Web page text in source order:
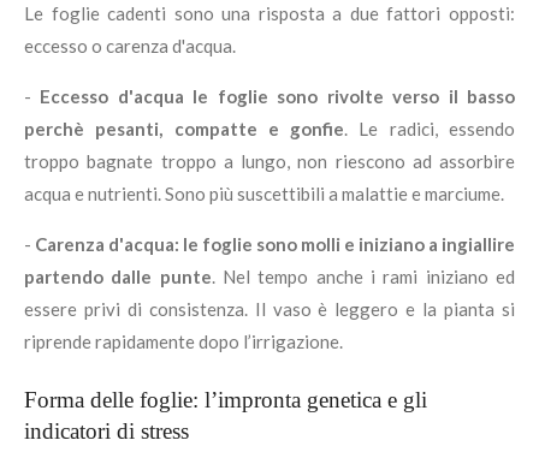
Le foglie cadenti sono una risposta a due fattori opposti:
eccesso o carenza d'acqua.
- Eccesso d'acqua le foglie sono rivolte verso il basso
perchè pesanti, compatte e gonfie. Le radici, essendo
troppo bagnate troppo a lungo, non riescono ad assorbire
acqua e nutrienti. Sono più suscettibili a malattie e marciume.
- Carenza d'acqua: le foglie sono molli e iniziano a ingiallire
partendo dalle punte. Nel tempo anche i rami iniziano ed
essere privi di consistenza. Il vaso è leggero e la pianta si
riprende rapidamente dopo l’irrigazione.
Forma delle foglie: l’impronta genetica e gli
indicatori di stress